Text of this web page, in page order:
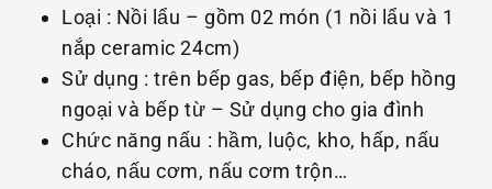
Loại : Nồi lẩu – gồm 02 món (1 nồi lẩu và 1
nắp ceramic 24cm)
Sử dụng : trên bếp gas, bếp điện, bếp hồng
ngoại và bếp từ – Sử dụng cho gia đình
Chức năng nấu : hầm, luộc, kho, hấp, nấu
cháo, nấu cơm, nấu cơm trộn…